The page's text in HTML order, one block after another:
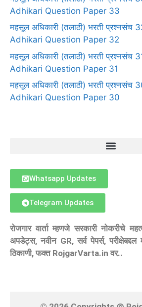
Adhikari Question Paper 33
महसूल अधिकारी (तलाठी) भरती प्रश्नसंच
Adhikari Question Paper 32
महसूल अधिकारी (तलाठी) भरती प्रश्नसंच
Adhikari Question Paper 31
महसूल अधिकारी (तलाठी) भरती प्रश्नसंच
Adhikari Question Paper 30
Whatsapp Updates
Telegram Updates
रोजगार वार्ता म्हणजे सरकारी नोकरीचे
अपडेट्स, नवीन GR, सर्व पेपर्स, परीक्षेबद्दल
ठिकाणी, फक्त RojgarVarta.in वर..